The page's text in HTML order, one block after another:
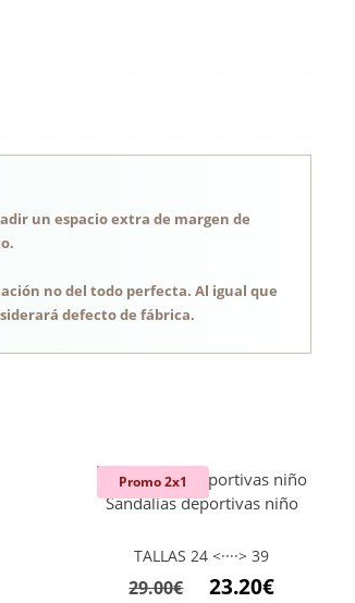
un espacio extra de margen de
no del todo perfecta. Al igual que
defecto de fábrica.
Promo 2x1
Sandalias deportivas niño
TALLAS 24 <····> 39
29.00€
El23.20€El